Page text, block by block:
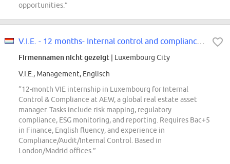
opportunities.”
Firmennamen nicht gezeigt | Luxembourg City
V.I.E., Management, Englisch
“12-month VIE internship in Luxembourg for Internal
Control & Compliance at AEW, a global real estate asset
manager. Tasks include risk mapping, regulatory
compliance, ESG monitoring, and reporting. Requires Bac+5
in Finance, English fluency, and experience in
Compliance/Audit/Internal Control. Based in
London/Madrid offices.”